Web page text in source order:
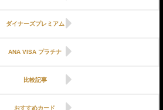
ダイナーズプレミアム
ANA VISA プラチナ
比較記事
おすすめカード